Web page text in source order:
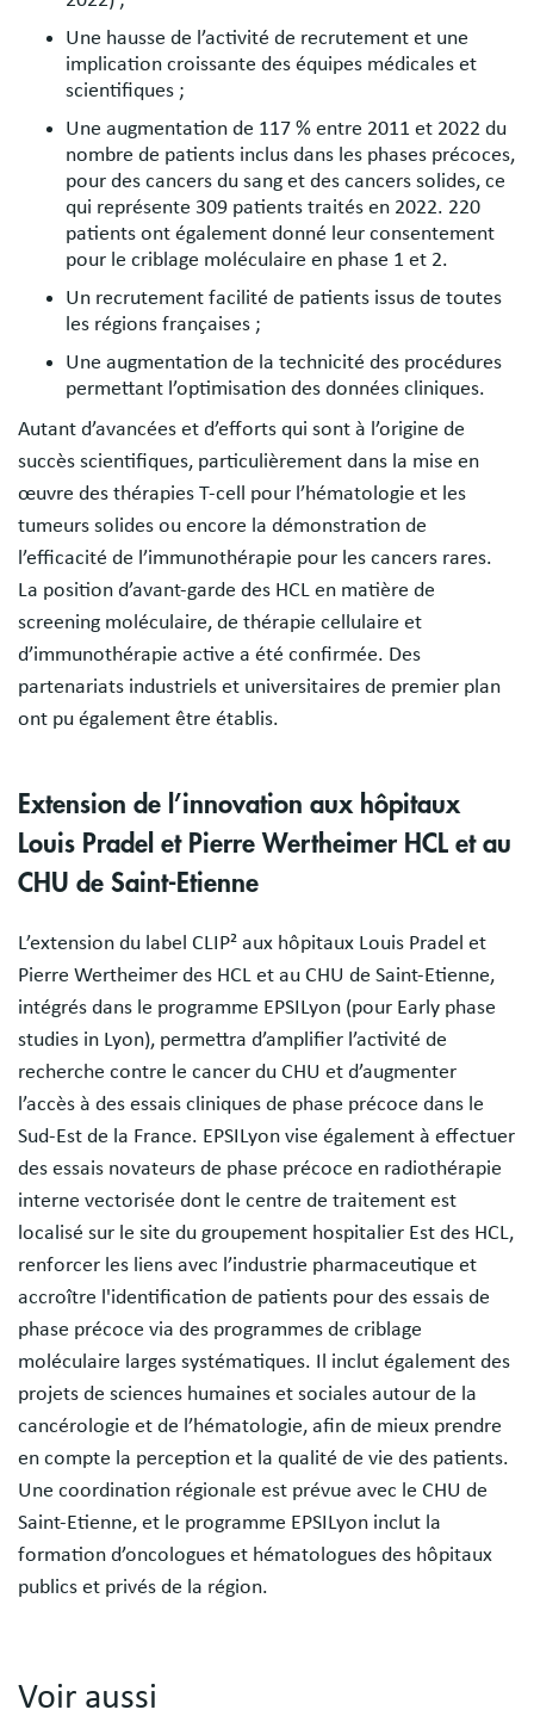
Une hausse de l’activité de recrutement et une
implication croissante des équipes médicales et
scientifiques ;
Une augmentation de 117 % entre 2011 et 2022 du
nombre de patients inclus dans les phases précoces,
pour des cancers du sang et des cancers solides, ce
qui représente 309 patients traités en 2022. 220
patients ont également donné leur consentement
pour le criblage moléculaire en phase 1 et 2.
Un recrutement facilité de patients issus de toutes
les régions françaises ;
Une augmentation de la technicité des procédures
permettant l’optimisation des données cliniques.
Autant d’avancées et d’efforts qui sont à l’origine de
succès scientifiques, particulièrement dans la mise en
œuvre des thérapies T-cell pour l’hématologie et les
tumeurs solides ou encore la démonstration de
l’efficacité de l’immunothérapie pour les cancers rares.
La position d’avant-garde des HCL en matière de
screening moléculaire, de thérapie cellulaire et
d’immunothérapie active a été confirmée. Des
partenariats industriels et universitaires de premier plan
ont pu également être établis.
Extension de l’innovation aux hôpitaux
Louis Pradel et Pierre Wertheimer HCL et au
CHU de Saint-Etienne
L’extension du label CLIP² aux hôpitaux Louis Pradel et
Pierre Wertheimer des HCL et au CHU de Saint-Etienne,
intégrés dans le programme EPSILyon (pour Early phase
studies in Lyon), permettra d’amplifier l’activité de
recherche contre le cancer du CHU et d’augmenter
l’accès à des essais cliniques de phase précoce dans le
Sud-Est de la France. EPSILyon vise également à effectuer
des essais novateurs de phase précoce en radiothérapie
interne vectorisée dont le centre de traitement est
localisé sur le site du groupement hospitalier Est des HCL,
renforcer les liens avec l’industrie pharmaceutique et
accroître l'identification de patients pour des essais de
phase précoce via des programmes de criblage
moléculaire larges systématiques. Il inclut également des
projets de sciences humaines et sociales autour de la
cancérologie et de l’hématologie, afin de mieux prendre
en compte la perception et la qualité de vie des patients.
Une coordination régionale est prévue avec le CHU de
Saint-Etienne, et le programme EPSILyon inclut la
formation d’oncologues et hématologues des hôpitaux
publics et privés de la région.
Voir aussi